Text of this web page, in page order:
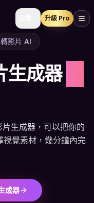
升級 Pro
影片 AI
生成器
生成器，可以把你的
覺素材，幾分鐘內完
成器